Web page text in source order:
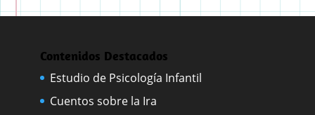
Contenidos Destacados
Estudio de Psicología Infantil
Cuentos sobre la Ira